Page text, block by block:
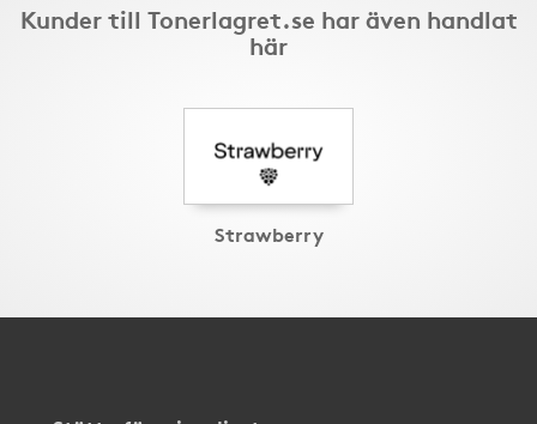
Kunder till Tonerlagret.se har även handlat
här
Strawberry